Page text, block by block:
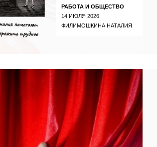
РАБОТА И ОБЩЕСТВО
14 ИЮЛЯ 2026
ФИЛИМОШКИНА НАТАЛИЯ